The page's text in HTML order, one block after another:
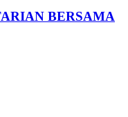
BERSAMA